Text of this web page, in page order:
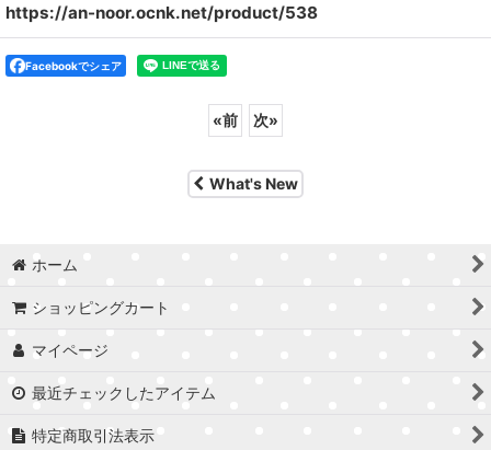
https://an-noor.ocnk.net/product/538
Facebookでシェア
«前 次»
What's New
ホーム
ショッピングカート
マイページ
最近チェックしたアイテム
特定商取引法表示